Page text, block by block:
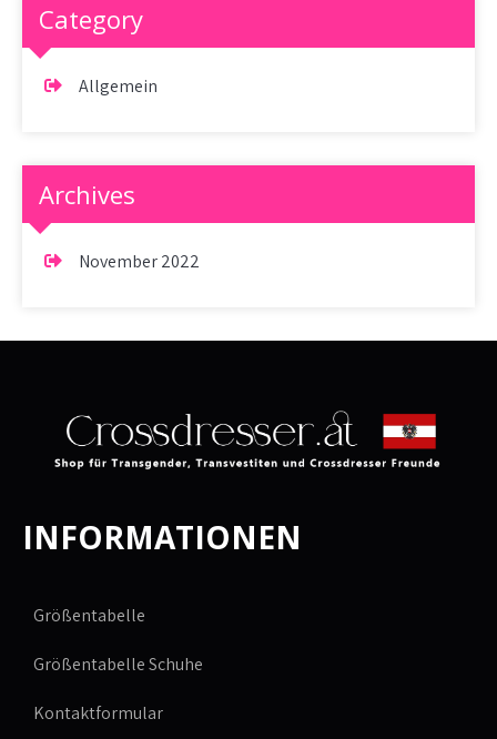
Category
Allgemein
Archives
November 2022
INFORMATIONEN
Größentabelle
Größentabelle Schuhe
Kontaktformular